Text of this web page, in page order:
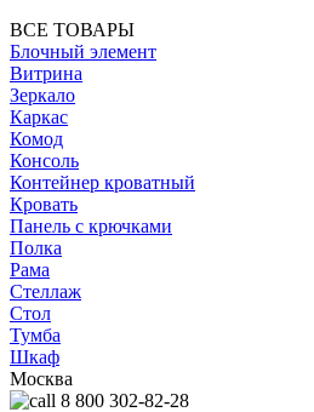
ВСЕ ТОВАРЫ
Блочный элемент
Витрина
Зеркало
Каркас
Комод
Консоль
Контейнер кроватный
Кровать
Панель с крючками
Полка
Рама
Стеллаж
Стол
Тумба
Шкаф
Москва
8 800 302-82-28